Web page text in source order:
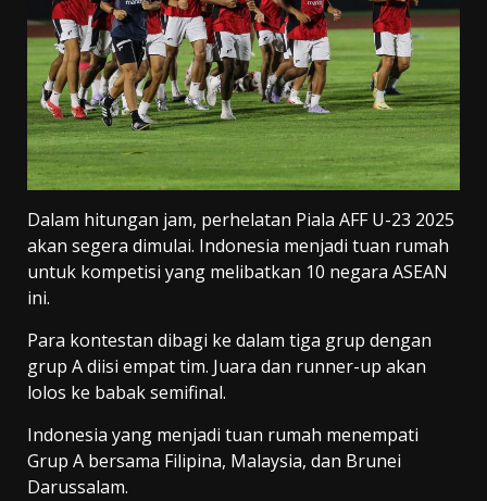
Dalam hitungan jam, perhelatan Piala AFF U-23 2025
akan segera dimulai. Indonesia menjadi tuan rumah
untuk kompetisi yang melibatkan 10 negara ASEAN
ini.
Para kontestan dibagi ke dalam tiga grup dengan
grup A diisi empat tim. Juara dan runner-up akan
lolos ke babak semifinal.
Indonesia yang menjadi tuan rumah menempati
Grup A bersama Filipina, Malaysia, dan Brunei
Darussalam.